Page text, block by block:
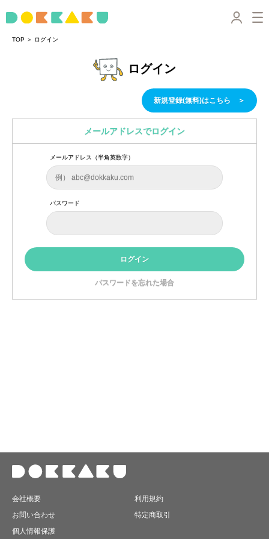
TOP ＞ ログイン
ログイン
新規登録(無料)はこちら ＞
メールアドレスでログイン
メールアドレス（半角英数字）
パスワード
ログイン
パスワードを忘れた場合
会社概要
利用規約
お問い合わせ
特定商取引
個人情報保護